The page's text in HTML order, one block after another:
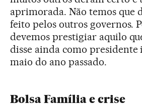
aprimorada. Não temos que
feito pelos outros governos.
devemos prestigiar aquilo
disse ainda como
maio do ano passado.
Bolsa Família e crise